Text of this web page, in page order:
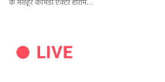
के मशहूर कॉमेडी एक्टर हीराम…